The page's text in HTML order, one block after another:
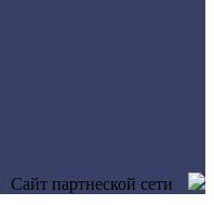
Сайт партнеской сети